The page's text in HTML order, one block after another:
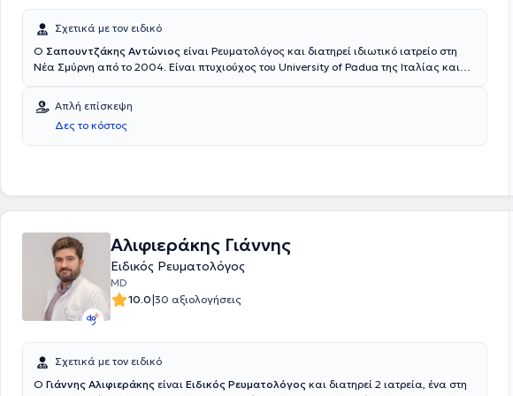
Σχετικά με τον ειδικό
Ο Σαπουντζάκης Αντώνιος είναι Ρευματολόγος και διατηρεί ιδιωτικό ιατρείο στη
Νέα Σμύρνη από το 2004. Είναι πτυχιούχος του University of Padua της Ιταλίας και
Σάμου.Ο γιατρός έχει ιδιαίτερη εμπειρία στην οστεοπόρωση, στα αυτοάνοσα
συστηματικά νοσήματα, στις παθήσεις των αρθρώσεων και του μυοσκελετικού, αλλά
και στα νοσήματα του συνδετικού ιστού.Στο ιατρείο του προσφέρει πλήθος υπηρεσιών,
πάντα με ανθρωποκεντρική προσέγγιση.
Απλή επίσκεψη
Δες το κόστος
Αλιφιεράκης Γιάννης
Ειδικός Ρευματολόγος
MD
10.0|30 αξιολογήσεις
Σχετικά με τον ειδικό
Ο Γιάννης Αλιφιεράκης είναι Ειδικός Ρευματολόγος και διατηρεί 2 ιατρεία, ένα στη